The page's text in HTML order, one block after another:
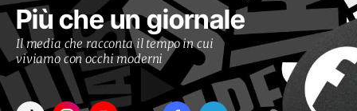
Più che un giornale
Il media che racconta il tempo in cui
viviamo con occhi moderni